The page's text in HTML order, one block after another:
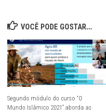
VOCÊ PODE GOSTAR...
Segundo módulo do curso “O
Mundo Islâmico 2021” aborda as